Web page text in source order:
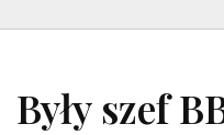
Były szef